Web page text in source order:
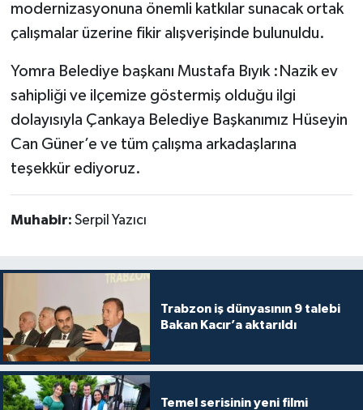
modernizasyonuna önemli katkılar sunacak ortak
çalışmalar üzerine fikir alışverişinde bulunuldu.
Yomra Belediye başkanı Mustafa Bıyık :Nazik ev
sahipliği ve ilçemize göstermiş olduğu ilgi
dolayısıyla Çankaya Belediye Başkanımız Hüseyin
Can Güner’e ve tüm çalışma arkadaşlarına
teşekkür ediyoruz.
Muhabir: Serpil Yazıcı
Trabzon iş dünyasının 9 talebi
Bakan Kacır’a aktarıldı
Temel serisinin yeni filmi